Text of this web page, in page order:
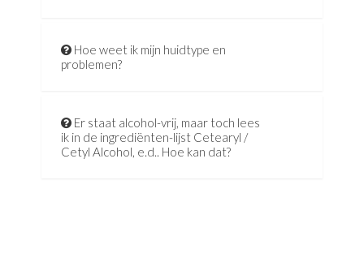
Hoe weet ik mijn huidtype en
problemen?
Er staat alcohol-vrij, maar toch lees
ik in de ingrediënten-lijst Cetearyl /
Cetyl Alcohol, e.d.. Hoe kan dat?